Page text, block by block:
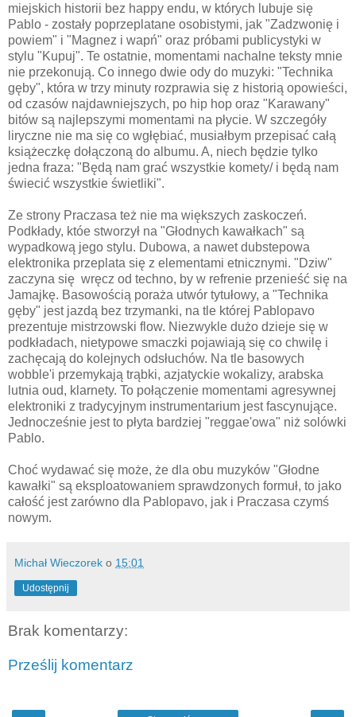
miejskich historii bez happy endu, w których lubuje się
Pablo - zostały poprzeplatane osobistymi, jak "Zadzwonię i
powiem" i "Magnez i wapń" oraz próbami publicystyki w
stylu "Kupuj". Te ostatnie, momentami nachalne teksty mnie
nie przekonują. Co innego dwie ody do muzyki: "Technika
gęby", która w trzy minuty rozprawia się z historią opowieści,
od czasów najdawniejszych, po hip hop oraz "Karawany"
bitów są najlepszymi momentami na płycie. W szczegóły
liryczne nie ma się co wgłębiać, musiałbym przepisać całą
książeczkę dołączoną do albumu. A, niech będzie tylko
jedna fraza: "Będą nam grać wszystkie komety/ i będą nam
świecić wszystkie świetliki".
Ze strony Praczasa też nie ma większych zaskoczeń.
Podkłady, któe stworzył na "Głodnych kawałkach" są
wypadkową jego stylu. Dubowa, a nawet dubstepowa
elektronika przeplata się z elementami etnicznymi. "Dziw"
zaczyna się wręcz od techno, by w refrenie przenieść się na
Jamajkę. Basowością poraża utwór tytułowy, a "Technika
gęby" jest jazdą bez trzymanki, na tle której Pablopavo
prezentuje mistrzowski flow. Niezwykle dużo dzieje się w
podkładach, nietypowe smaczki pojawiają się co chwilę i
zachęcają do kolejnych odsłuchów. Na tle basowych
wobble'i przemykają trąbki, azjatyckie wokalizy, arabska
lutnia oud, klarnety. To połączenie momentami agresywnej
elektroniki z tradycyjnym instrumentarium jest fascynujące.
Jednocześnie jest to płyta bardziej "reggae'owa" niż solówki
Pablo.
Choć wydawać się może, że dla obu muzyków "Głodne
kawałki" są eksploatowaniem sprawdzonych formuł, to jako
całość jest zarówno dla Pablopavo, jak i Praczasa czymś
nowym.
Michał Wieczorek o 15:01
Udostępnij
Brak komentarzy:
Prześlij komentarz